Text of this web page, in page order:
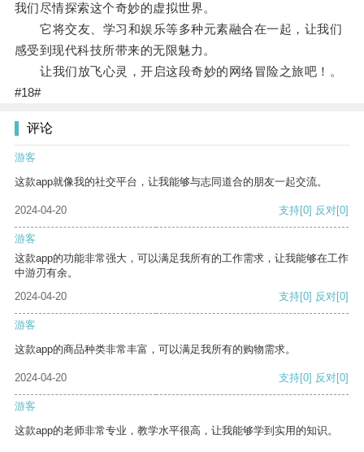
我们尽情探索这个奇妙的虚拟世界。
它将交友、学习和娱乐等多种元素融合在一起，让我们
感受到现代科技所带来的无限魅力。
让我们放飞心灵，开启这段奇妙的网络冒险之旅吧！。
#18#
评论
游客
这款app就像我的社交平台，让我能够与志同道合的朋友一起交流。
2024-04-20 支持[0] 反对[0]
游客
这款app的功能非常强大，可以满足我所有的工作需求，让我能够在工作
中游刃有余。
2024-04-20
支持[0] 反对[0]
游客
这款app的商品种类非常丰富，可以满足我所有的购物需求。
2024-04-20 支持[0] 反对[0]
游客
这款app的老师非常专业，教学水平很高，让我能够学到实用的知识。